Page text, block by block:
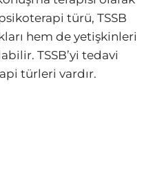
türü, TSSB
hem de yetişkinleri
TSSB’yi tedavi
türleri vardır.